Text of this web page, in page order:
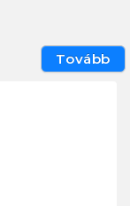
Tovább